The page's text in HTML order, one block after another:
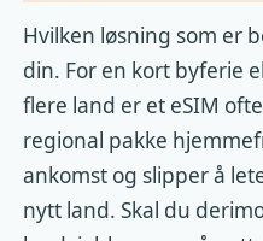
Hvilken løsning som er
din. For en kort byferie
flere land er et eSIM
regional pakke
ankomst og slipper å
nytt land. Skal du